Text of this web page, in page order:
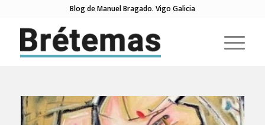
Blog de Manuel Bragado. Vigo Galicia